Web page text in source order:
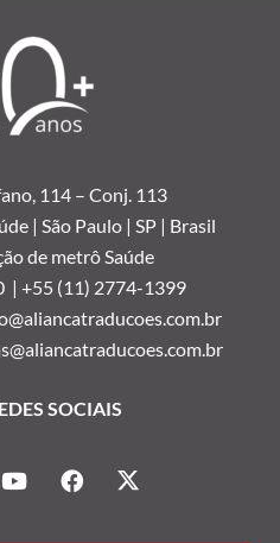
114 – Conj. 113
| São Paulo | SP | Brasil
de metrô Saúde
| +55 (11) 2774-1399
SOCIAIS